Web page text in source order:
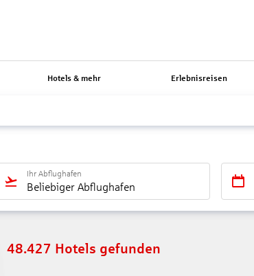
Hotels & mehr Erlebnisreisen
Ihr Abflughafen
Beliebiger Abflughafen
48.427 Hotels gefunden